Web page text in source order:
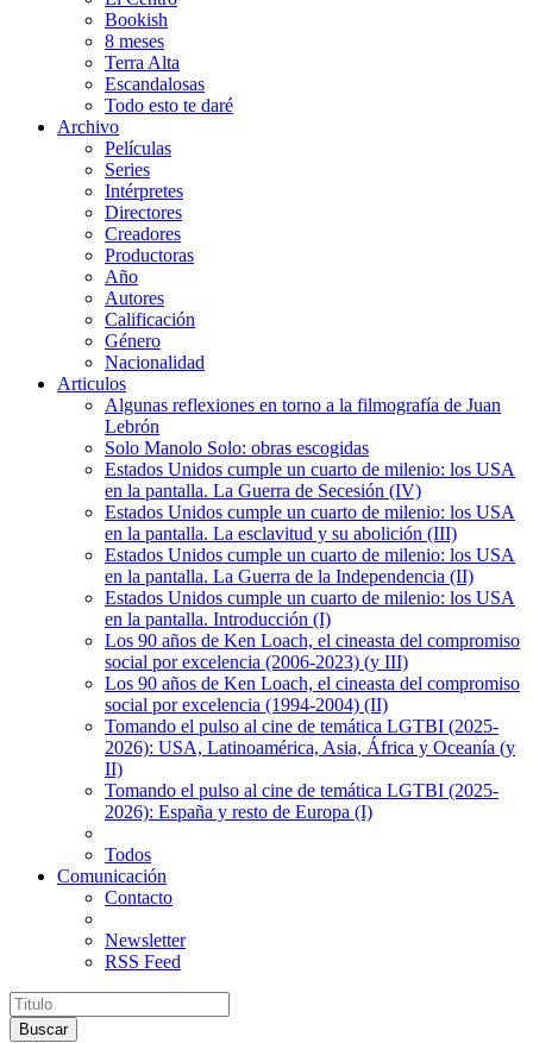
Bookish
8 meses
Terra Alta
Escandalosas
Todo esto te daré
Archivo
Películas
Series
Intérpretes
Directores
Creadores
Productoras
Año
Autores
Calificación
Género
Nacionalidad
Articulos
Algunas reflexiones en torno a la filmografía de Juan
Lebrón
Solo Manolo Solo: obras escogidas
Estados Unidos cumple un cuarto de milenio: los USA
en la pantalla. La Guerra de Secesión (IV)
Estados Unidos cumple un cuarto de milenio: los USA
en la pantalla. La esclavitud y su abolición (III)
Estados Unidos cumple un cuarto de milenio: los USA
en la pantalla. La Guerra de la Independencia (II)
Estados Unidos cumple un cuarto de milenio: los USA
en la pantalla. Introducción (I)
Los 90 años de Ken Loach, el cineasta del compromiso
social por excelencia (2006-2023) (y III)
Los 90 años de Ken Loach, el cineasta del compromiso
social por excelencia (1994-2004) (II)
Tomando el pulso al cine de temática LGTBI (2025-
2026): USA, Latinoamérica, Asia, África y Oceanía (y
II)
Tomando el pulso al cine de temática LGTBI (2025-
2026): España y resto de Europa (I)
Todos
Comunicación
Contacto
Newsletter
RSS Feed
Buscar